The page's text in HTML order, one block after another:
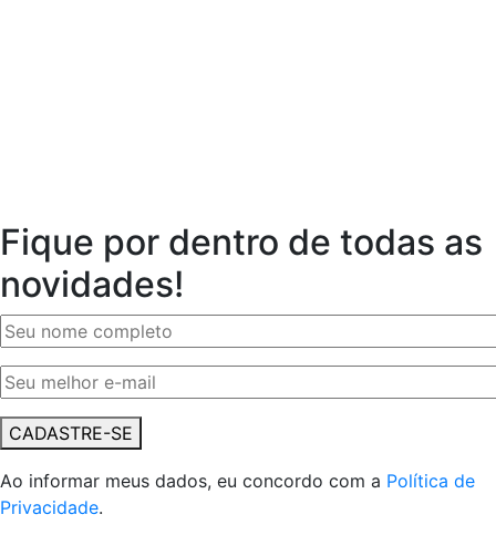
Fique por dentro de todas as
novidades!
CADASTRE-SE
Ao informar meus dados, eu concordo com a Política de
Privacidade.